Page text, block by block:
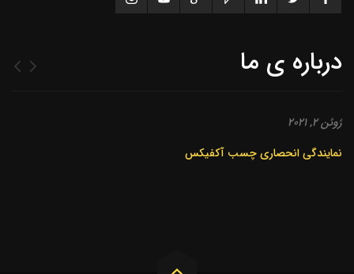
درباره ی ما
ژوئن 2, 2021
نمایندگی انحصاری چسب آکفیکس